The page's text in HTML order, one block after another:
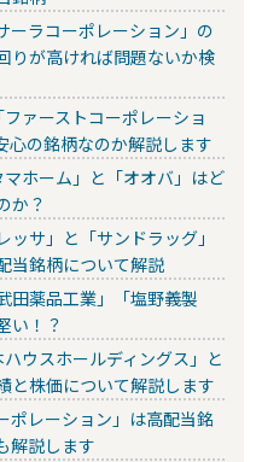
ーラコーポレーション」の
りが高ければ問題ないか検
ァーストコーポレーショ
心の銘柄なのか解説します
ホーム」と「オオバ」はど
か？
サ」と「サンドラッグ」
当銘柄について解説
田薬品工業」「塩野義製
い！？
ウスホールディングス」と
と株価について解説します
ポレーション」は高配当銘
解説します